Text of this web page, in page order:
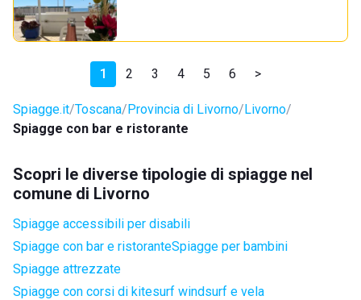
1 2 3 4 5 6 >
Spiagge.it Toscana Provincia di Livorno Livorno
Spiagge con bar e ristorante
Scopri le diverse tipologie di spiagge nel
comune di Livorno
Spiagge accessibili per disabili
Spiagge con bar e ristoranteSpiagge per bambini
Spiagge attrezzate
Spiagge con corsi di kitesurf windsurf e vela